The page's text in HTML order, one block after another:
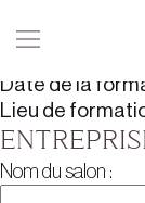
to
content
Bulletin
Date de la
Lieu de
Nom du salon :